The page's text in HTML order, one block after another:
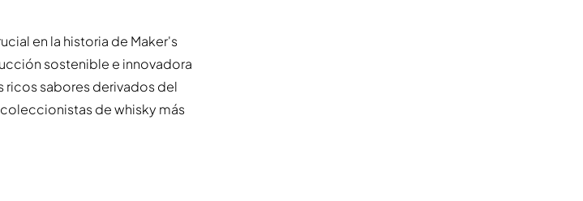
en la historia de Maker's
sostenible e innovadora
ricos sabores derivados del
de whisky más